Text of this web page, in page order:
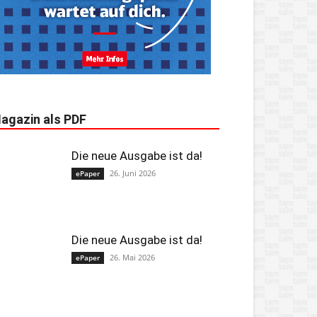
als PDF
Die neue Ausgabe ist da!
ePaper 26. Juni 2026
Die neue Ausgabe ist da!
ePaper 26. Mai 2026